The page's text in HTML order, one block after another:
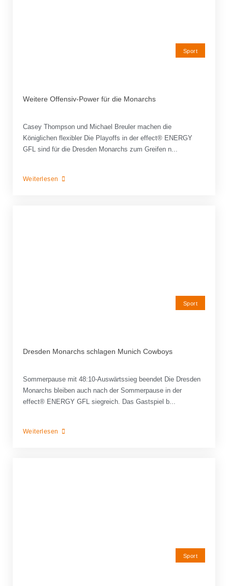
Sport
Weitere Offensiv-Power für die Monarchs
Casey Thompson und Michael Breuler machen die
Königlichen flexibler Die Playoffs in der effect® ENERGY
GFL sind für die Dresden Monarchs zum Greifen n...
Weiterlesen
Sport
Dresden Monarchs schlagen Munich Cowboys
Sommerpause mit 48:10-Auswärtssieg beendet Die Dresden
Monarchs bleiben auch nach der Sommerpause in der
effect® ENERGY GFL siegreich. Das Gastspiel b...
Weiterlesen
Sport